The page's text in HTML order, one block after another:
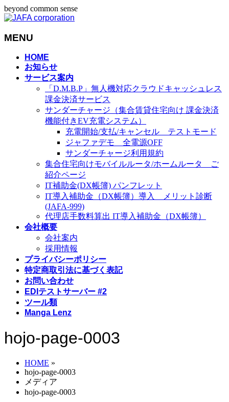
beyond common sense
MENU
HOME
お知らせ
サービス案内
「D.M.B.P」無人機対応クラウドキャッシュレス
課金決済サービス
サンダーチャージ（集合賃貸住宅向け 課金決済
機能付きEV充電システム）
充電開始/支払/キャンセル テストモード
ジャファデモ 全電源OFF
サンダーチャージ利用規約
集合住宅向けモバイルルータ/ホームルータ ご
紹介ページ
IT補助金(DX帳簿) パンフレット
IT導入補助金（DX帳簿）導入 メリット診断
(JAFA-999)
代理店手数料算出 IT導入補助金（DX帳簿）
会社概要
会社案内
採用情報
プライバシーポリシー
特定商取引法に基づく表記
お問い合わせ
EDIテストサーバー #2
ツール類
Manga Lenz
hojo-page-0003
HOME »
hojo-page-0003
メディア
hojo-page-0003